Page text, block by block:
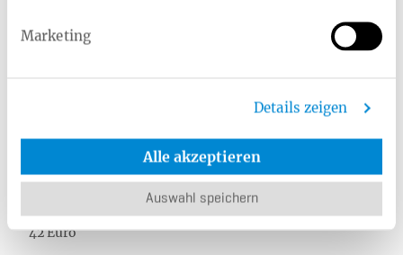
Marketing
Details zeigen
Alle akzeptieren
Auswahl speichern
Entlastungsbetrag, nach Vorlage der entsprechenden
131 Euro
zum Verbrauch bestimmte Pflegehilfsmittel:
42 Euro